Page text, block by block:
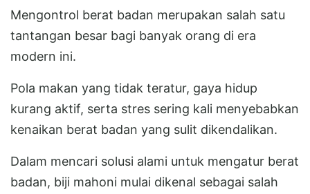
Mengontrol berat badan merupakan salah satu
tantangan besar bagi banyak orang di era
modern ini.
Pola makan yang tidak teratur, gaya hidup
kurang aktif, serta stres sering kali menyebabkan
kenaikan berat badan yang sulit dikendalikan.
Dalam mencari solusi alami untuk mengatur berat
badan, biji mahoni mulai dikenal sebagai salah